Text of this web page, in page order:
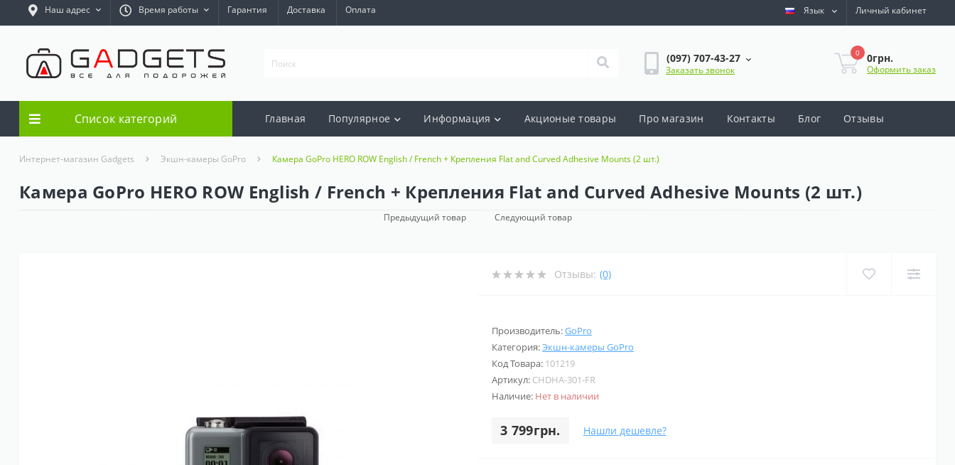
Наш адрес Время работы Гарантия Доставка Оплата Язык Личный кабинет
(097) 707-43-27
Заказать звонок
0 0грн.
Оформить заказ
Список категорий Главная Популярное Информация Акционые товары Про магазин Контакты Блог Отзывы
Интернет-магазин Gadgets Экшн-камеры GoPro Камера GoPro HERO ROW English / French + Крепления Flat and Curved Adhesive Mounts (2 шт.)
Камера GoPro HERO ROW English / French + Крепления Flat and Curved Adhesive Mounts (2 шт.)
Предыдущий товар Следующий товар
Отзывы: (0)
Производитель:GoPro
Категория:Экшн-камеры GoPro
Код Товара: 101219
Артикул: CHDHA-301-FR
Наличие: Нет в наличии
3 799грн. Нашли дешевле?